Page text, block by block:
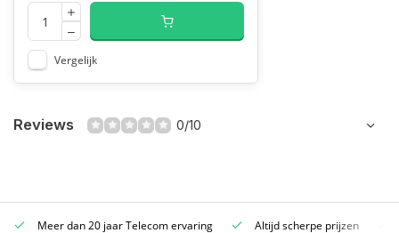
Vergelijk
Reviews 0/10
Meer dan 20 jaar Telecom ervaring Altijd scherpe prijzen